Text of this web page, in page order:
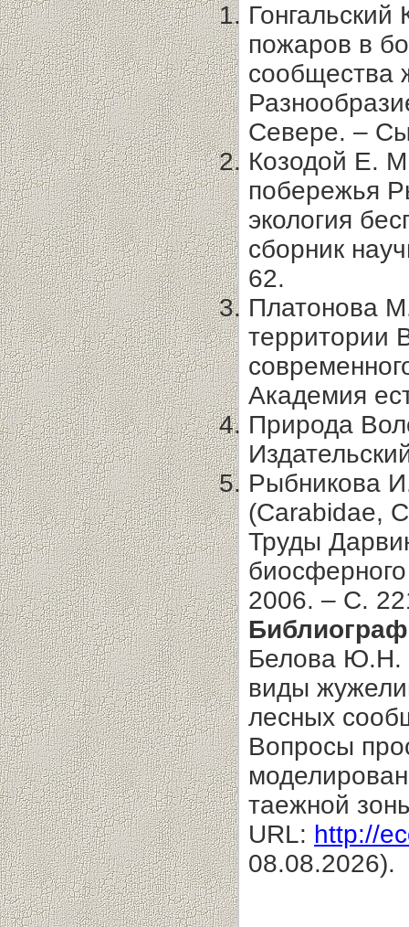
пожаров в
сообщества
Севере. –
Козодой Е.
побережья
экология
сборник
62.
Платонова
территории
Академия
Природа
Рыбникова
(Carabidae,
Труды
2006. – С.
Белова Ю.Н.
виды
лесных
Вопросы
таежной
URL: http://
08.08.2026).